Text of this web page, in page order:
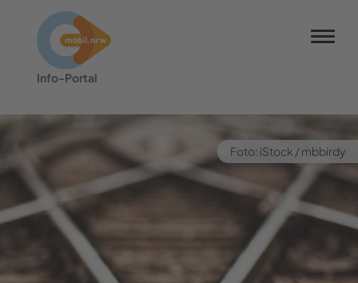
Info-​Portal
NRW-Tarif
Barrierefreiheit
Foto: iStock / mbbir­dy